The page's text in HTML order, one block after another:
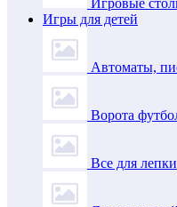
Игровые
Игры для детей
Автоматы,
Ворота
Все для лепки